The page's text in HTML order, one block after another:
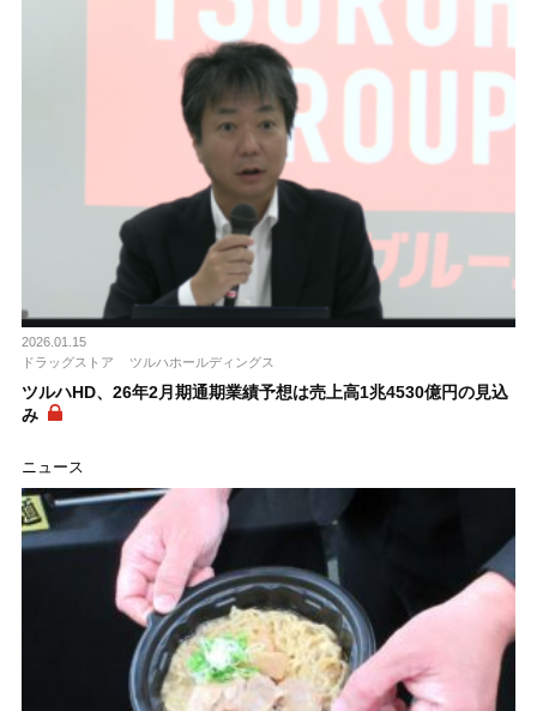
2026.01.15
ドラッグストア
ツルハホールディングス
ツルハHD、26年2月期通期業績予想は売上高1兆4530億円の見込
み
ニュース